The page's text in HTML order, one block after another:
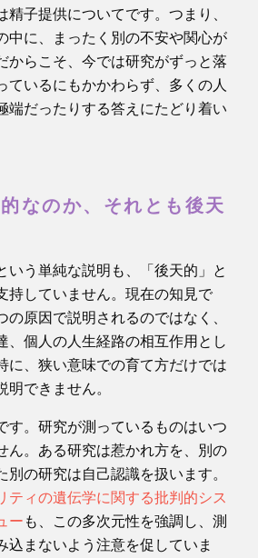
精子提供についてです。つまり、
中に、まったく別の不安や関心が
からこそ、今では研究がずっと落
ているにもかかわらず、多くの人
端だったりする答えにたどり着い
なのか、それとも後天
いう単純な説明も、「後天的」と
持していません。現在の知見で
の原因で説明されるのではなく、
、個人の人生経路の相互作用とし
に、狭い意味での育て方だけでは
明できません。
す。研究が測っているものはいつ
ん。ある研究は惹かれ方を、別の
別の研究は自己認識を扱います。
ティの遺伝学に関する批判的シス
ー も、この多次元性を強調し、測
込まないよう注意を促していま